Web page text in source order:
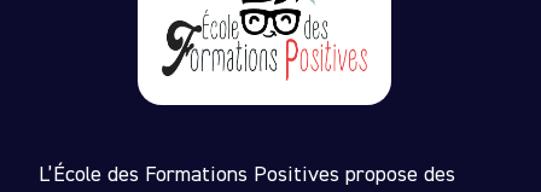
L’École des Formations Positives propose des